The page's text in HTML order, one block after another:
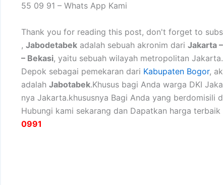
55 09 91 – Whats App Kami
Thank you for reading this post, don't forget to
, Jabodetabek adalah sebuah akronim dari Jakarta
– Bekasi, yaitu sebuah wilayah metropolitan
Depok sebagai pemekaran dari Kabupaten Bogor,
adalah Jabotabek.Khusus bagi Anda warga DKI
nya Jakarta.khususnya Bagi Anda yang berdomisili
Hubungi kami sekarang dan Dapatkan harga
0991